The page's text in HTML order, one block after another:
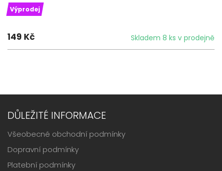
Výprodej
149 Kč Skladem 8 ks v prodejně
DŮLEŽITÉ INFORMACE
Všeobecné obchodní podmínky
Dopravní podmínky
Platební podmínky